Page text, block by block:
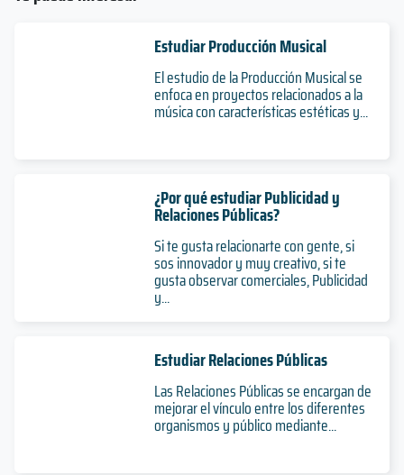
Estudiar Producción Musical
El estudio de la Producción Musical se
enfoca en proyectos relacionados a la
música con características estéticas y...
¿Por qué estudiar Publicidad y
Relaciones Públicas?
Si te gusta relacionarte con gente, si
sos innovador y muy creativo, si te
gusta observar comerciales, Publicidad
y...
Estudiar Relaciones Públicas
Las Relaciones Públicas se encargan de
mejorar el vínculo entre los diferentes
organismos y público mediante...